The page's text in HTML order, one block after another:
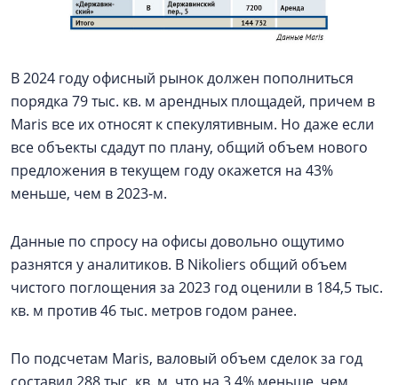
В 2024 году офисный рынок должен пополниться
порядка 79 тыс. кв. м арендных площадей, причем в
Maris все их относят к спекулятивным. Но даже если
все объекты сдадут по плану, общий объем нового
предложения в текущем году окажется на 43%
меньше, чем в 2023-м.
Данные по спросу на офисы довольно ощутимо
разнятся у аналитиков. В Nikoliers общий объем
чистого поглощения за 2023 год оценили в 184,5 тыс.
кв. м против 46 тыс. метров годом ранее.
По подсчетам Maris, валовый объем сделок за год